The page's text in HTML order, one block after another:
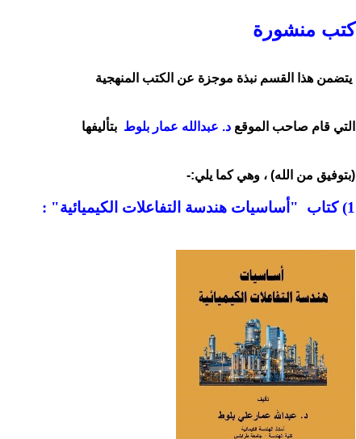
كتب منشورة
يتضمن هذا القسم نبذة موجزة عن الكتب المنهجية
التي قام صاحب الموقع د. عبدالله عمار بلوط بتأليفها
(بتوفيق من الله) ، وهي كما يلي:-
1) كتاب "أساسيات هندسة التفاعلات الكيميائية" :